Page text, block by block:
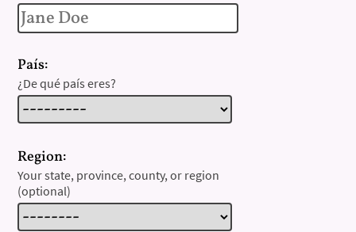
País:
¿De qué país eres?
Region:
Your state, province, county, or region
(optional)